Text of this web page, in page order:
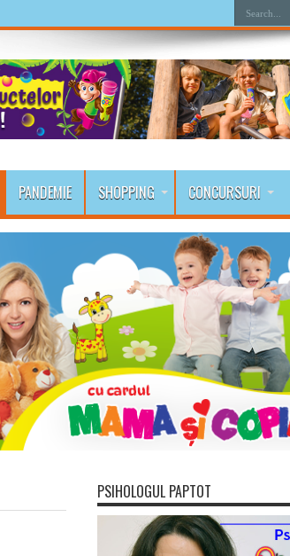
PANDEMIE SHOPPING CONCURSURI
PSIHOLOGUL PAPTOT